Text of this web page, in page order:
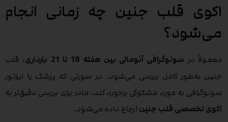
اکوی قلب جنین چه زمانی انجام
می‌شود؟
معمولاً در سونوگرافی آنومالی بین هفته 18 تا 21 بارداری
، قلب
جنین به‌طور کامل بررسی می‌شود. در صورتی که پزشک یا اپراتور
سونوگرافی به مورد مشکوکی برخورد کند، مادر برای بررسی دقیق‌تر به
اکوی تخصصی قلب جنین ارجاع داده می‌شود.